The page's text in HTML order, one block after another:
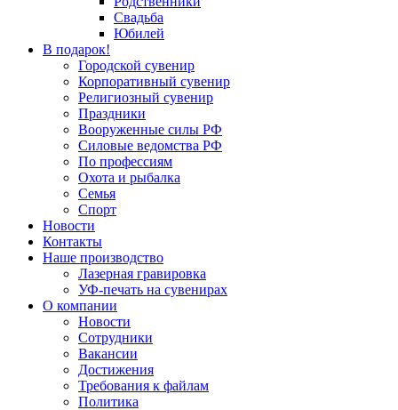
Свадьба
Юбилей
В подарок!
Городской сувенир
Корпоративный сувенир
Религиозный сувенир
Праздники
Вооруженные силы РФ
Силовые ведомства РФ
По профессиям
Охота и рыбалка
Семья
Спорт
Новости
Контакты
Наше производство
Лазерная гравировка
УФ-печать на сувенирах
О компании
Новости
Сотрудники
Вакансии
Достижения
Требования к файлам
Политика